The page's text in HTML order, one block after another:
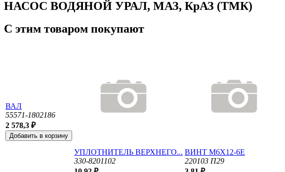
НАСОС ВОДЯНОЙ УРАЛ, МАЗ, КрАЗ (ТМК)
С этим товаром покупают
ВАЛ
55571-1802186
2 578,3 ₽
УПЛОТНИТЕЛЬ ВЕРХНЕГО...
330-8201102
ВИНТ М6Х12-6Е
220103 П29